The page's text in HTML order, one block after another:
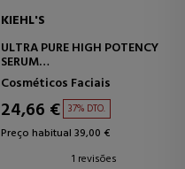
KIEHL'S
ULTRA PURE HIGH POTENCY
SERUM
SORO DE NIACINAMIDA
Cosméticos Faciais
24,66 € 37% DTO.
Preço habitual 39,00 €
1 revisões